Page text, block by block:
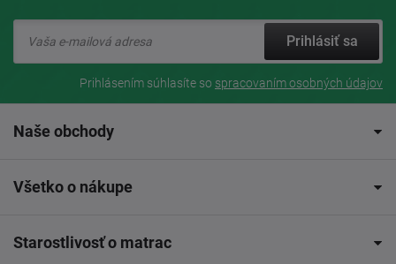
Prihlásiť sa
Prihlásením súhlasíte so spracovaním osobných údajov
Naše obchody
Všetko o nákupe
Starostlivosť o matrac